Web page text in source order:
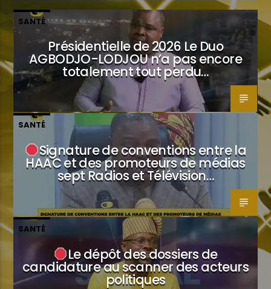
SANTÉ
Présidentielle de 2026 Le Duo
AGBODJO-LODJOU n’a pas encore
totalement tout perdu…
SANTÉ
Signature de conventions entre la
HAAC et des promoteurs de médias
sept Radios et Télévision…
SANTÉ
Le dépôt des dossiers de
candidature au scanner des acteurs
politiques